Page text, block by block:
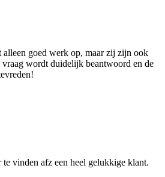
alleen goed werk op, maar zij zijn ook
wordt duidelijk beantwoord en de
vinden afz een heel gelukkige klant.